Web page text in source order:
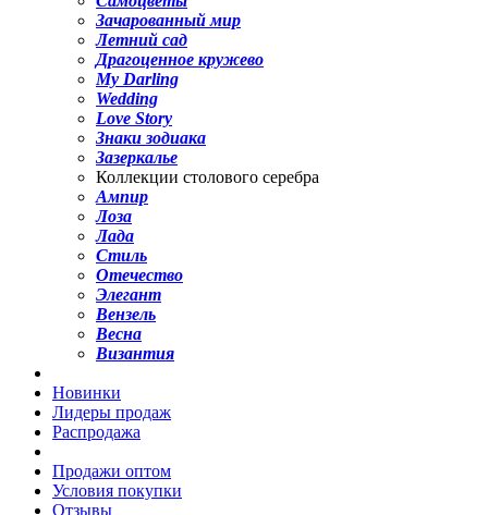
Зачарованный мир
Летний сад
Драгоценное кружево
My Darling
Wedding
Love Story
Знаки зодиака
Зазеркалье
Коллекции столового серебра
Ампир
Лоза
Лада
Стиль
Отечество
Элегант
Вензель
Весна
Византия
Новинки
Лидеры продаж
Распродажа
Продажи оптом
Условия покупки
Отзывы